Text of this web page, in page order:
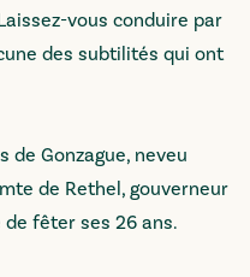
vous conduire par
des subtilités qui ont
de Gonzague, neveu
de Rethel, gouverneur
fêter ses 26 ans.